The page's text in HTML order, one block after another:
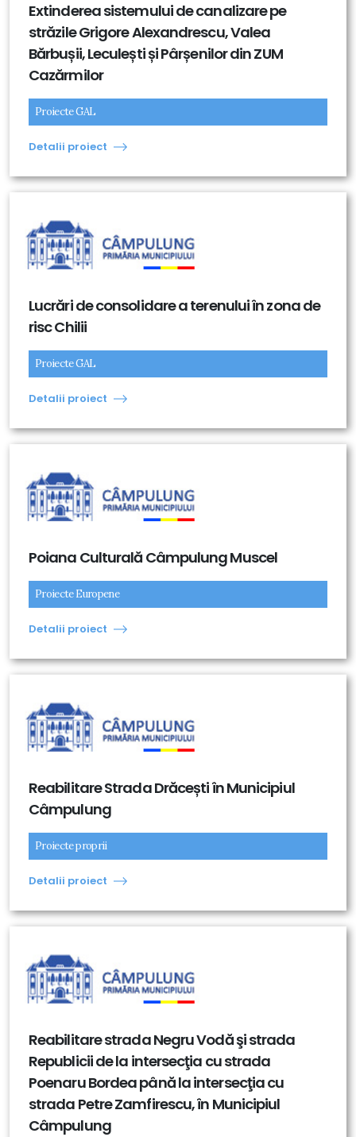
Extinderea sistemului de canalizare pe
străzile Grigore Alexandrescu, Valea
Bărbușii, Leculești și Pârșenilor din ZUM
Cazărmilor
Proiecte GAL
Detalii proiect
Lucrări de consolidare a terenului în zona de
risc Chilii
Proiecte GAL
Detalii proiect
Poiana Culturală Câmpulung Muscel
Proiecte Europene
Detalii proiect
Reabilitare Strada Drăcești în Municipiul
Câmpulung
Proiecte proprii
Detalii proiect
Reabilitare strada Negru Vodă şi strada
Republicii de la intersecţia cu strada
Poenaru Bordea până la intersecţia cu
strada Petre Zamfirescu, în Municipiul
Câmpulung